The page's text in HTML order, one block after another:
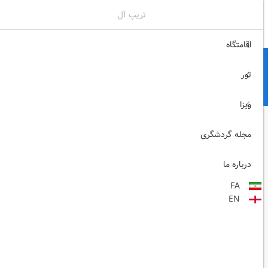
02171117717
تریپ آل
اقامتگاه
تور
ویزا
مجله گردشگری
درباره ما
FA
EN